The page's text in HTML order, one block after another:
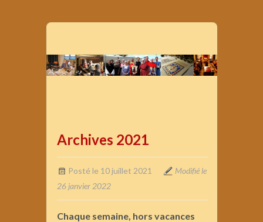
Archives 2021
Posté le 10 juillet 2021
Modifié le
26 janvier 2022
Chaque semaine, hors vacances